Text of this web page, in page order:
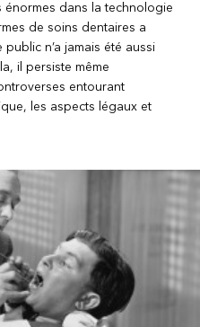
dans la technologie
de soins dentaires a
n’a jamais été aussi
il persiste même
entourant
les aspects légaux et